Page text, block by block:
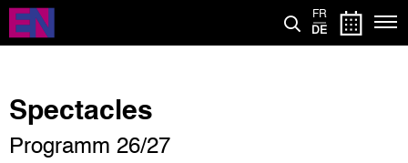
Direkt
zum
Inhalt
FR
DE
Spectacles
Programm 26/27